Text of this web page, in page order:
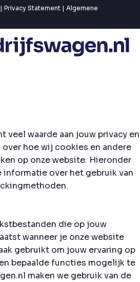
Privacy Statement | Algemene
veel waarde aan jouw privacy en
hoe wij cookies en andere
op onze website. Hieronder
over het gebruik van
die op jouw
wanneer je onze website
gebruikt om jouw ervaring op
bepaalde functies mogelijk te
maken we gebruik van de